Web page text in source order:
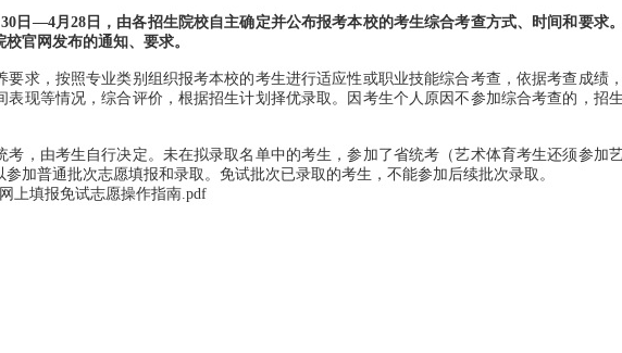
30日—4月28日，由各招生院校自主确定并公布报考本校的考生综合考查方式、时间和要求
官网发布的通知、要求。
，按照专业类别组织报考本校的考生进行适应性或职业技能综合考查，依据考查成绩
表现等情况，综合评价，根据招生计划择优录取。因考生个人原因不参加综合考查的，招
由考生自行决定。未在拟录取名单中的考生，参加了省统考（艺术体育考生还须参加
加普通批次志愿填报和录取。免试批次已录取的考生，不能参加后续批次录取。
上填报免试志愿操作指南.pdf